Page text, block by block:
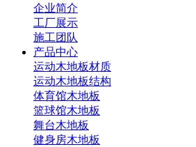
企业简介
工厂展示
施工团队
产品中心
运动木地板材质
运动木地板结构
体育馆木地板
篮球馆木地板
舞台木地板
健身房木地板